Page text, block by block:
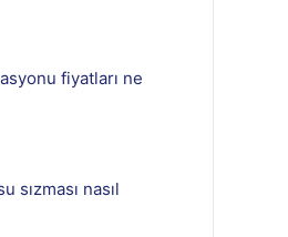
fiyatları ne
sızması nasıl